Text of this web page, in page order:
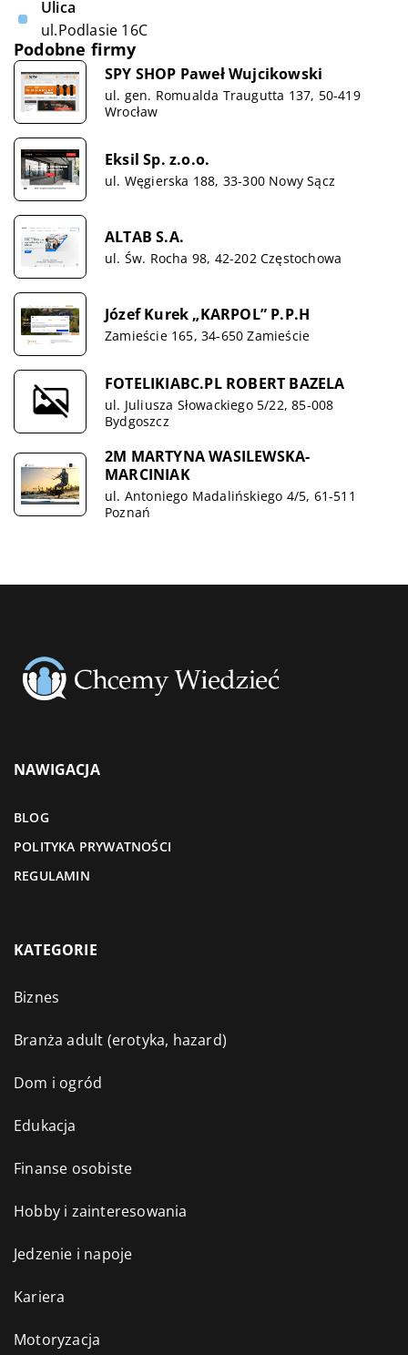
Ulica
ul.Podlasie 16C
Podobne firmy
SPY SHOP Paweł Wujcikowski
ul. gen. Romualda Traugutta 137, 50-419
Wrocław
Eksil Sp. z.o.o.
ul. Węgierska 188, 33-300 Nowy Sącz
ALTAB S.A.
ul. Św. Rocha 98, 42-202 Częstochowa
Józef Kurek „KARPOL” P.P.H
Zamieście 165, 34-650 Zamieście
FOTELIKIABC.PL ROBERT BAZELA
ul. Juliusza Słowackiego 5/22, 85-008
Bydgoszcz
2M MARTYNA WASILEWSKA-
MARCINIAK
ul. Antoniego Madalińskiego 4/5, 61-511
Poznań
NAWIGACJA
BLOG
POLITYKA PRYWATNOŚCI
REGULAMIN
KATEGORIE
Biznes
Branża adult (erotyka, hazard)
Dom i ogród
Edukacja
Finanse osobiste
Hobby i zainteresowania
Jedzenie i napoje
Kariera
Motoryzacja